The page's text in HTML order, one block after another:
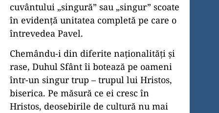
cuvântului „singură” sau „singur” scoate
în evidenţă unitatea completă pe care o
între­vedea Pavel.
Chemându-i din diferite naţionalităţi şi
rase, Duhul Sfânt îi botează pe oameni
într-un singur trup – trupul lui Hristos,
biserica. Pe măsură ce ei cresc în
Hristos, deosebirile de cultură nu mai